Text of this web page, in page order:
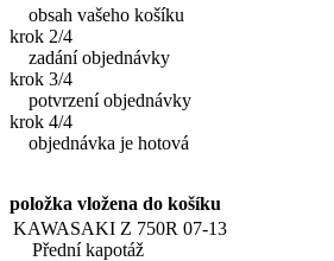
obsah vašeho košíku
krok 2/4
zadání objednávky
krok 3/4
potvrzení objednávky
krok 4/4
objednávka je hotová
položka vložena do košíku
KAWASAKI Z 750R 07-13
Přední kapotáž